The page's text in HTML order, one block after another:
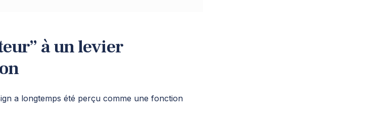
à un levier
a longtemps été perçu comme une fonction